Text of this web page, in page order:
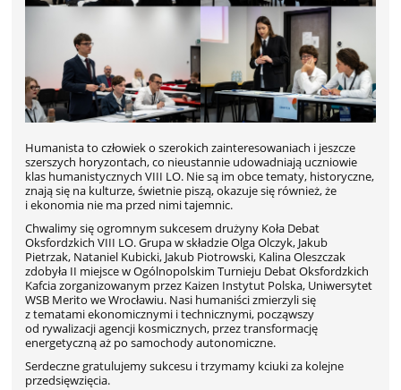
Humanista to człowiek o szerokich zainteresowaniach i jeszcze
szerszych horyzontach, co nieustannie udowadniają uczniowie
klas humanistycznych VIII LO. Nie są im obce tematy, historyczne,
znają się na kulturze, świetnie piszą, okazuje się również, że
i ekonomia nie ma przed nimi tajemnic.
Chwalimy się ogromnym sukcesem drużyny Koła Debat
Oksfordzkich VIII LO. Grupa w składzie Olga Olczyk, Jakub
Pietrzak, Nataniel Kubicki, Jakub Piotrowski, Kalina Oleszczak
zdobyła II miejsce w Ogólnopolskim Turnieju Debat Oksfordzkich
Kafcia zorganizowanym przez Kaizen Instytut Polska, Uniwersytet
WSB Merito we Wrocławiu. Nasi humaniści zmierzyli się
z tematami ekonomicznymi i technicznymi, począwszy
od rywalizacji agencji kosmicznych, przez transformację
energetyczną aż po samochody autonomiczne.
Serdeczne gratulujemy sukcesu i trzymamy kciuki za kolejne
przedsięwzięcia.